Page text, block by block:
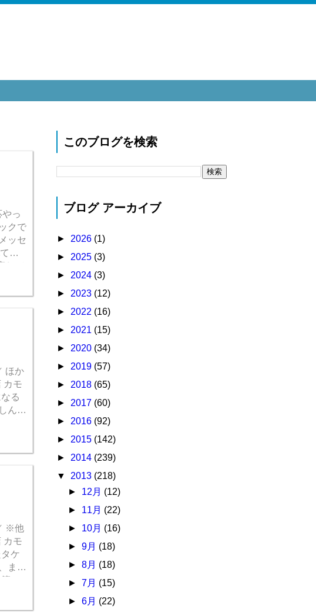
っ
クで
ッセ
ま
んぼ
て
また
このブログを検索
ブログ アーカイブ
► 2026 (1)
► 2025 (3)
► 2024 (3)
► 2023 (12)
► 2022 (16)
► 2021 (15)
► 2020 (34)
► 2019 (57)
► 2018 (65)
► 2017 (60)
► 2016 (92)
► 2015 (142)
► 2014 (239)
▼ 2013 (218)
► 12月 (12)
► 11月 (22)
► 10月 (16)
►9月 (18)
►8月 (18)
►7月 (15)
►6月 (22)